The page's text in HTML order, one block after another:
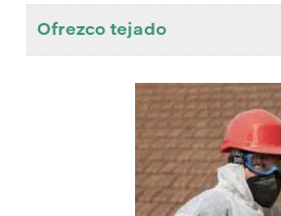
Ofrezco tejado